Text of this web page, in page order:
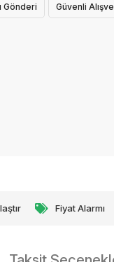
Gönderi Güvenli
Fiyat Alarmı